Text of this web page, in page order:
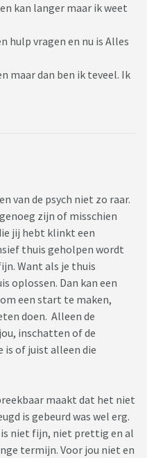
kan langer maar ik weet
hulp vragen en nu is Alles
maar dan ben ik teveel. Ik
van de psych niet zo raar.
zijn of misschien
jij hebt klinkt een
thuis geholpen wordt
Want als je thuis
oplossen. Dan kan een
een start te maken,
doen. Alleen de
inschatten of de
is of juist alleen die
maakt dat het niet
is gebeurd was wel erg.
niet fijn, niet prettig en al
termijn. Voor jou niet en